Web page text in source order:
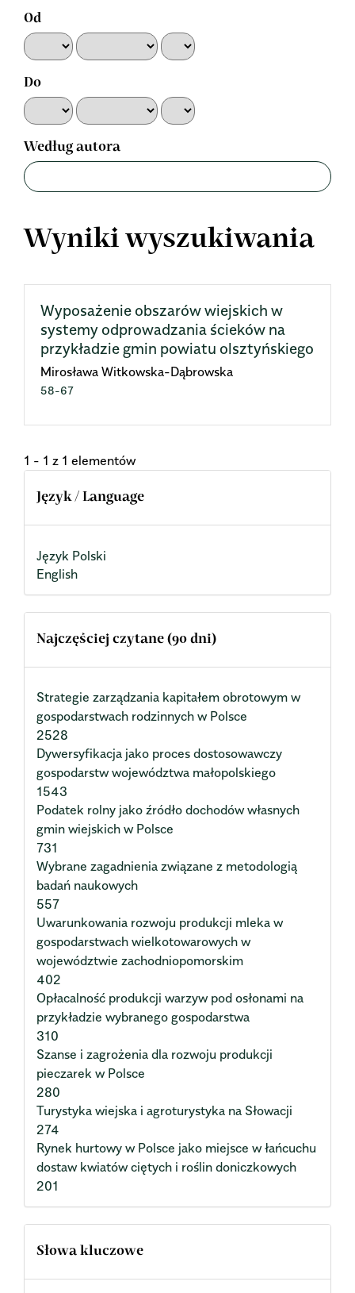
Od
Do
Według autora
Wyniki wyszukiwania
Wyposażenie obszarów wiejskich w
systemy odprowadzania ścieków na
przykładzie gmin powiatu olsztyńskiego
Mirosława Witkowska-Dąbrowska
58-67
1 - 1 z 1 elementów
Język / Language
Język Polski
English
Najczęściej czytane (90 dni)
Strategie zarządzania kapitałem obrotowym w
gospodarstwach rodzinnych w Polsce
2528
Dywersyfikacja jako proces dostosowawczy
gospodarstw województwa małopolskiego
1543
Podatek rolny jako źródło dochodów własnych
gmin wiejskich w Polsce
731
Wybrane zagadnienia związane z metodologią
badań naukowych
557
Uwarunkowania rozwoju produkcji mleka w
gospodarstwach wielkotowarowych w
województwie zachodniopomorskim
402
Opłacalność produkcji warzyw pod osłonami na
przykładzie wybranego gospodarstwa
310
Szanse i zagrożenia dla rozwoju produkcji
pieczarek w Polsce
280
Turystyka wiejska i agroturystyka na Słowacji
274
Rynek hurtowy w Polsce jako miejsce w łańcuchu
dostaw kwiatów ciętych i roślin doniczkowych
201
Słowa kluczowe